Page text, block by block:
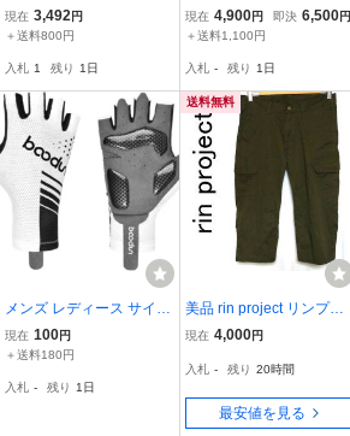
ガー CIRCUIT ROAD EU
41 サイズ26.3cm ROAD/
ューズ 美品
現在 3,492円
＋送料800円
入札 1 残り 1日
SPD対応 サイクリングシ
ューズ ネイビー
現在 4,900円 即決 6,500円
＋送料1,100円
入札 - 残り 1日
メンズ レディース サイク
リンググローブ 衝撃吸収
ジェルパッド付
現在 100円
＋送料180円
入札 - 残り 1日
送料無料
美品 rin project リンプロ
ジェクト ストレッチサイ
丈 カーゴ ショーツ サイ
ズS カーキ 3015 自転車
サイクリング
現在 4,000円
入札 - 残り 20時間
最安値を見る